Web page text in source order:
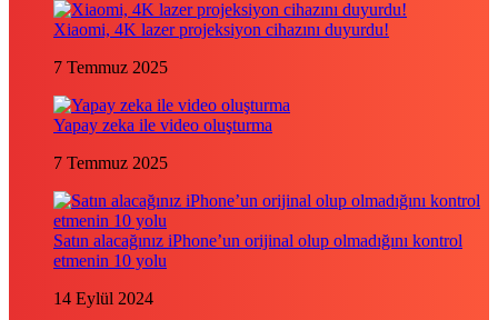
Xiaomi, 4K lazer projeksiyon cihazını duyurdu!
7 Temmuz 2025
Yapay zeka ile video oluşturma
7 Temmuz 2025
Satın alacağınız iPhone’un orijinal olup olmadığını kontrol
etmenin 10 yolu
14 Eylül 2024